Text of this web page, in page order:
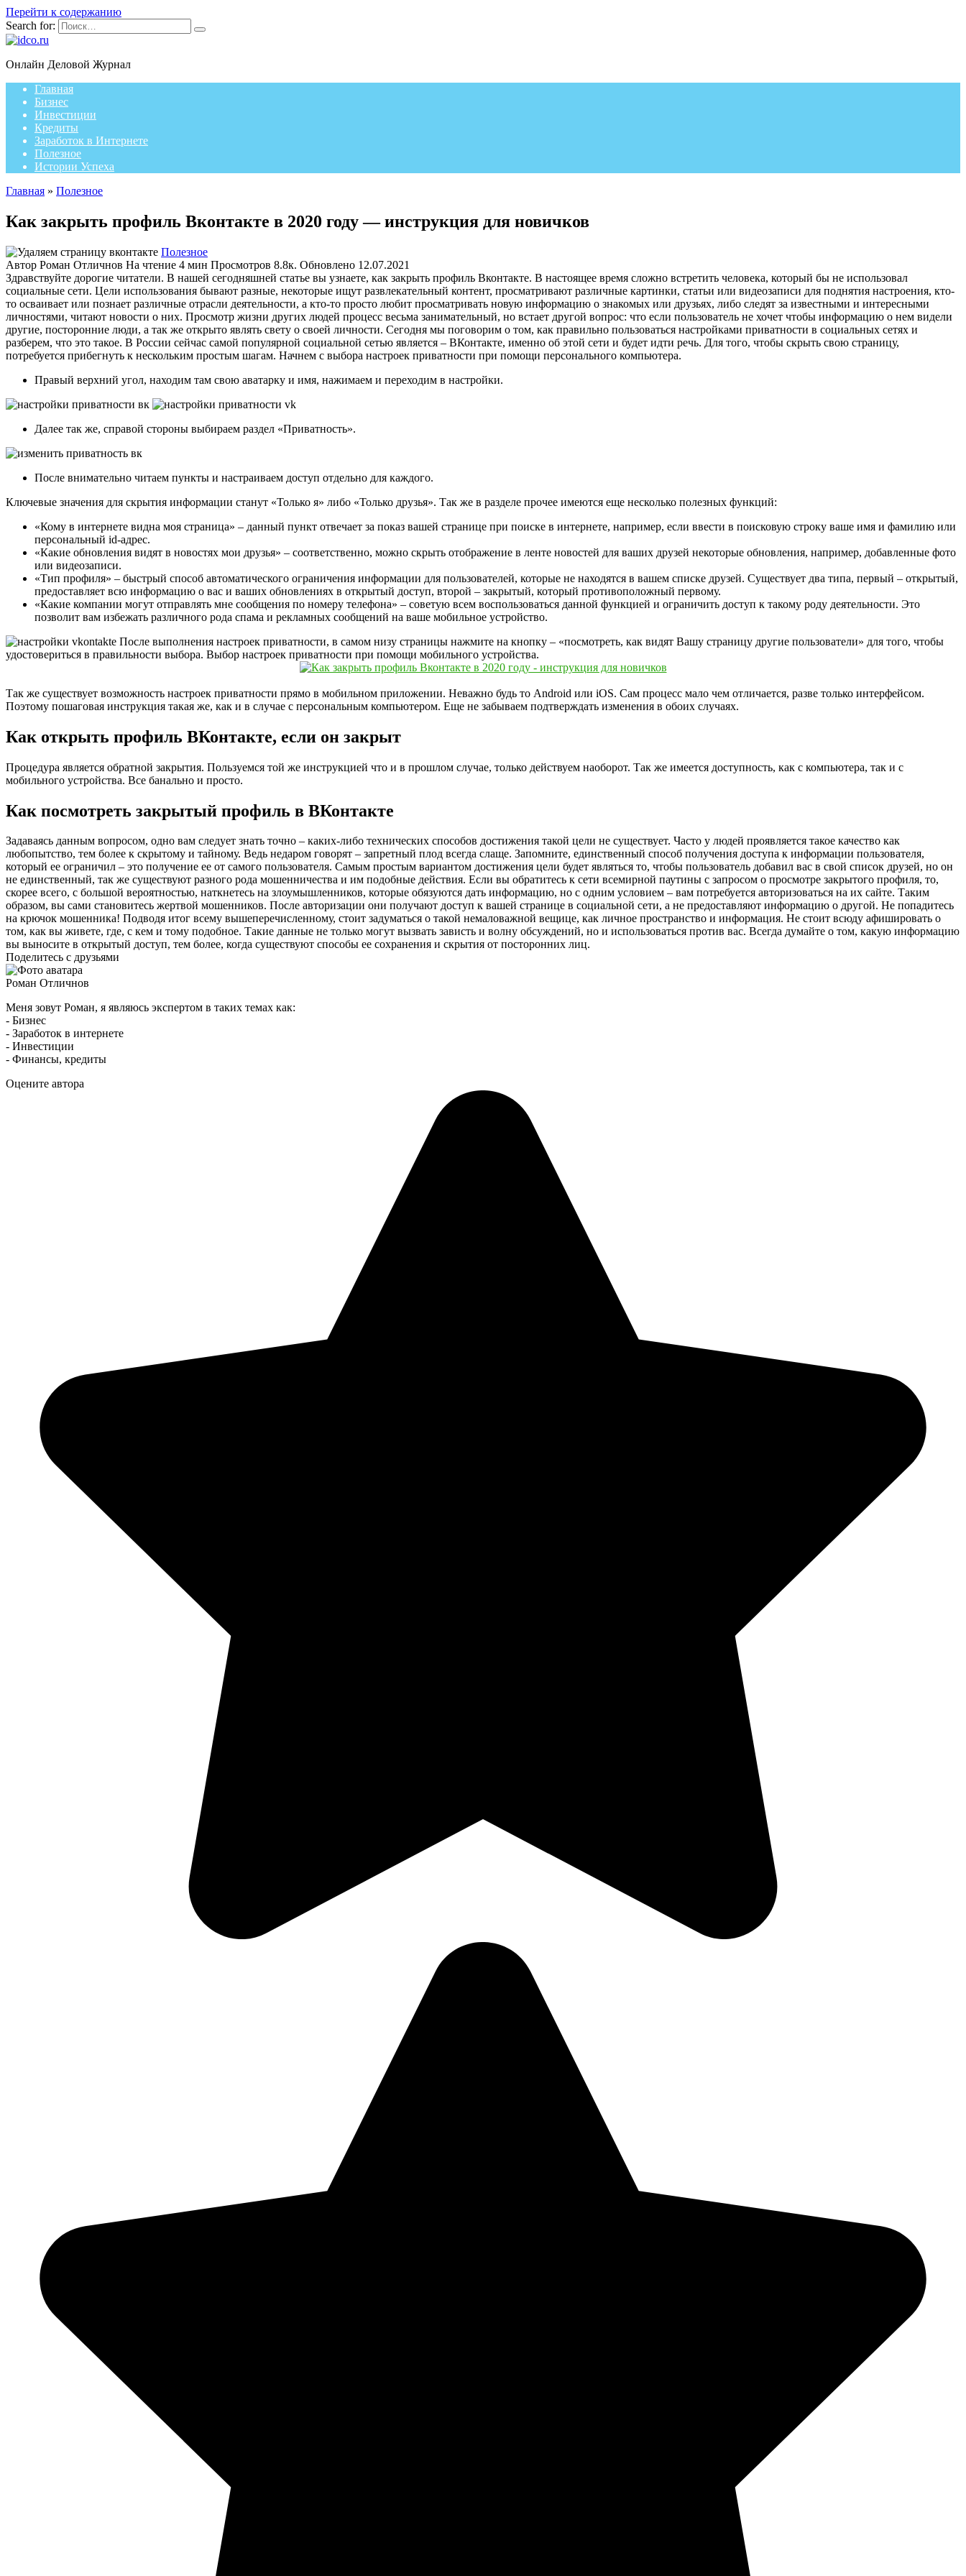
Перейти к содержанию
Search for:
Онлайн Деловой Журнал
Главная
Бизнес
Инвестиции
Кредиты
Заработок в Интернете
Полезное
Истории Успеха
Главная » Полезное
Как закрыть профиль Вконтакте в 2020 году — инструкция для новичков
Полезное
Автор Роман Отличнов На чтение 4 мин Просмотров 8.8к. Обновлено 12.07.2021
Здравствуйте дорогие читатели. В нашей сегодняшней статье вы узнаете, как закрыть профиль Вконтакте. В настоящее время сложно встретить человека, который бы не использовал
социальные сети. Цели использования бывают разные, некоторые ищут развлекательный контент, просматривают различные картинки, статьи или видеозаписи для поднятия настроения, кто-
то осваивает или познает различные отрасли деятельности, а кто-то просто любит просматривать новую информацию о знакомых или друзьях, либо следят за известными и интересными
личностями, читают новости о них. Просмотр жизни других людей процесс весьма занимательный, но встает другой вопрос: что если пользователь не хочет чтобы информацию о нем видели
другие, посторонние люди, а так же открыто являть свету о своей личности. Сегодня мы поговорим о том, как правильно пользоваться настройками приватности в социальных сетях и
разберем, что это такое. В России сейчас самой популярной социальной сетью является – ВКонтакте, именно об этой сети и будет идти речь. Для того, чтобы скрыть свою страницу,
потребуется прибегнуть к нескольким простым шагам. Начнем с выбора настроек приватности при помощи персонального компьютера.
Правый верхний угол, находим там свою аватарку и имя, нажимаем и переходим в настройки.
Далее так же, справой стороны выбираем раздел «Приватность».
После внимательно читаем пункты и настраиваем доступ отдельно для каждого.
Ключевые значения для скрытия информации станут «Только я» либо «Только друзья». Так же в разделе прочее имеются еще несколько полезных функций:
«Кому в интернете видна моя страница» – данный пункт отвечает за показ вашей странице при поиске в интернете, например, если ввести в поисковую строку ваше имя и фамилию или
персональный id-адрес.
«Какие обновления видят в новостях мои друзья» – соответственно, можно скрыть отображение в ленте новостей для ваших друзей некоторые обновления, например, добавленные фото
или видеозаписи.
«Тип профиля» – быстрый способ автоматического ограничения информации для пользователей, которые не находятся в вашем списке друзей. Существует два типа, первый – открытый,
предоставляет всю информацию о вас и ваших обновлениях в открытый доступ, второй – закрытый, который противоположный первому.
«Какие компании могут отправлять мне сообщения по номеру телефона» – советую всем воспользоваться данной функцией и ограничить доступ к такому роду деятельности. Это
позволит вам избежать различного рода спама и рекламных сообщений на ваше мобильное устройство.
После выполнения настроек приватности, в самом низу страницы нажмите на кнопку – «посмотреть, как видят Вашу страницу другие пользователи» для того, чтобы
удостовериться в правильности выбора. Выбор настроек приватности при помощи мобильного устройства.
Так же существует возможность настроек приватности прямо в мобильном приложении. Неважно будь то Android или iOS. Сам процесс мало чем отличается, разве только интерфейсом.
Поэтому пошаговая инструкция такая же, как и в случае с персональным компьютером. Еще не забываем подтверждать изменения в обоих случаях.
Как открыть профиль ВКонтакте, если он закрыт
Процедура является обратной закрытия. Пользуемся той же инструкцией что и в прошлом случае, только действуем наоборот. Так же имеется доступность, как с компьютера, так и с
мобильного устройства. Все банально и просто.
Как посмотреть закрытый профиль в ВКонтакте
Задаваясь данным вопросом, одно вам следует знать точно – каких-либо технических способов достижения такой цели не существует. Часто у людей проявляется такое качество как
любопытство, тем более к скрытому и тайному. Ведь недаром говорят – запретный плод всегда слаще. Запомните, единственный способ получения доступа к информации пользователя,
который ее ограничил – это получение ее от самого пользователя. Самым простым вариантом достижения цели будет являться то, чтобы пользователь добавил вас в свой список друзей, но он
не единственный, так же существуют разного рода мошенничества и им подобные действия. Если вы обратитесь к сети всемирной паутины с запросом о просмотре закрытого профиля, то,
скорее всего, с большой вероятностью, наткнетесь на злоумышленников, которые обязуются дать информацию, но с одним условием – вам потребуется авторизоваться на их сайте. Таким
образом, вы сами становитесь жертвой мошенников. После авторизации они получают доступ к вашей странице в социальной сети, а не предоставляют информацию о другой. Не попадитесь
на крючок мошенника! Подводя итог всему вышеперечисленному, стоит задуматься о такой немаловажной вещице, как личное пространство и информация. Не стоит всюду афишировать о
том, как вы живете, где, с кем и тому подобное. Такие данные не только могут вызвать зависть и волну обсуждений, но и использоваться против вас. Всегда думайте о том, какую информацию
вы выносите в открытый доступ, тем более, когда существуют способы ее сохранения и скрытия от посторонних лиц.
Поделитесь с друзьями
Роман Отличнов
Меня зовут Роман, я являюсь экспертом в таких темах как:
- Бизнес
- Заработок в интернете
- Инвестиции
- Финансы, кредиты
Оцените автора